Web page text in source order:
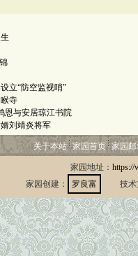
立“防空监视哨”
寺
恩与安居琼江书院
刘靖炎将军
关于本站 家园首页 家园
家园地址： https://
家园创建：
罗良富 技术